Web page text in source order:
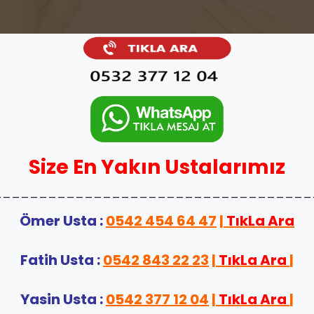
Size En Yakın Ustalarımız
Ömer Usta :0542 454 64 47 | TıkLa Ara
Fatih Usta :0542 843 22 23 | TıkLa Ara |
Yasin Usta :0542 377 12 04 | TıkLa Ara |